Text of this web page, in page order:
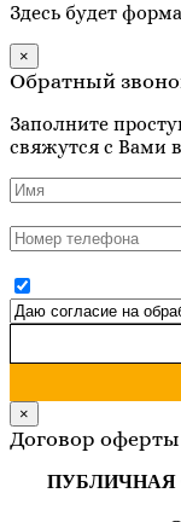
Здесь будет форма
×
Обратный
Заполните
свяжутся с Вами
×
Договор оферты
ПУБЛИЧНАЯ